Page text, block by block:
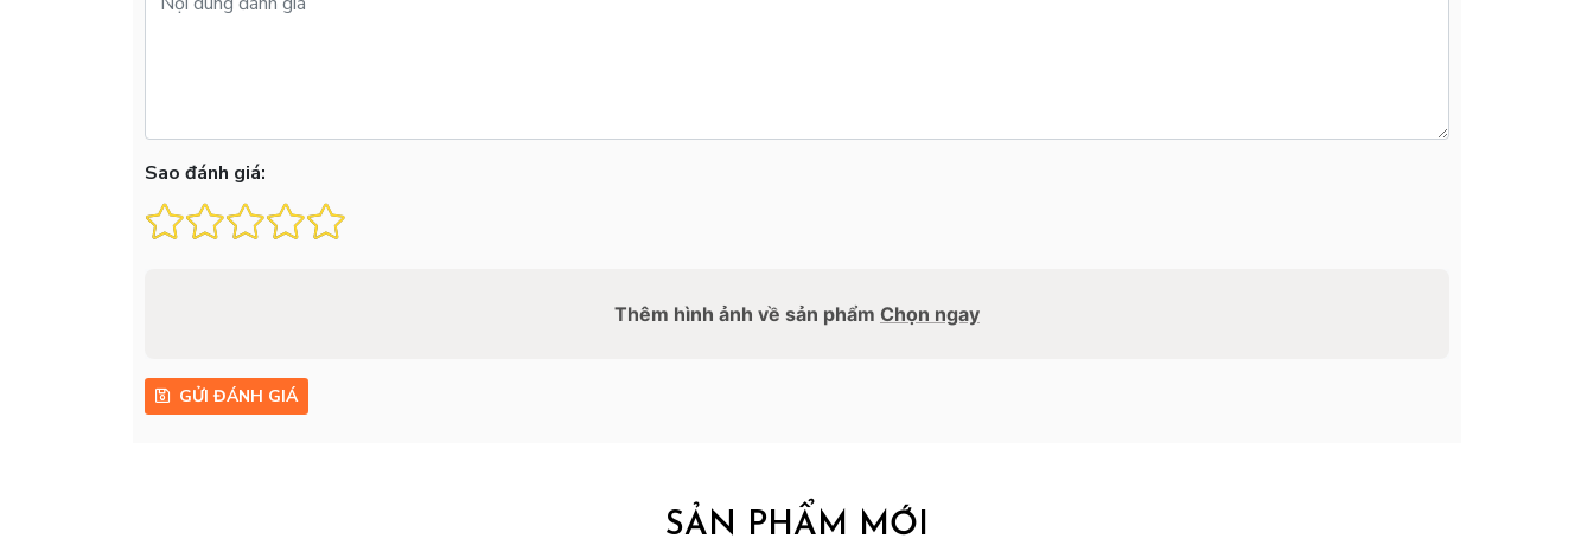
Sao đánh giá:
Thêm hình ảnh về sản phẩm Chọn ngay
GỬI ĐÁNH GIÁ
SẢN PHẨM MỚI